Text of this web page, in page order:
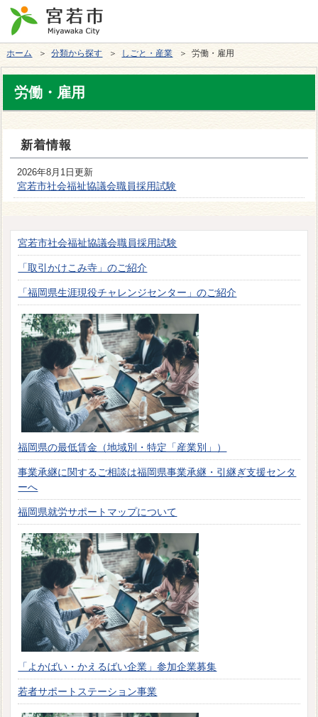
ホーム ＞分類から探す ＞ しごと・産業 ＞ 労働・雇用
労働・雇用
新着情報
2026年8月1日更新
宮若市社会福祉協議会職員採用試験
宮若市社会福祉協議会職員採用試験
「取引かけこみ寺」のご紹介
「福岡県生涯現役チャレンジセンター」のご紹介
福岡県の最低賃金（地域別・特定「産業別」）
事業承継に関するご相談は福岡県事業承継・引継ぎ支援センタ
ーへ
福岡県就労サポートマップについて
「よかばい・かえるばい企業」参加企業募集
若者サポートステーション事業